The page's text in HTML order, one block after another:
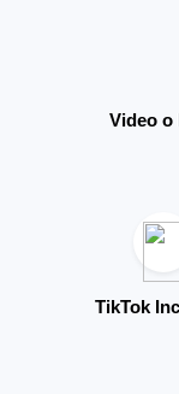
Video o
TikTok